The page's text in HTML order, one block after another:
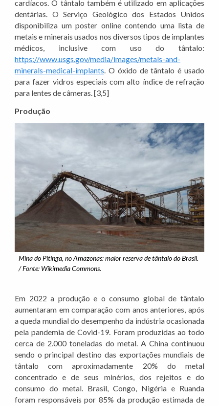
cardíacos. O tântalo também é utilizado em aplicações
dentárias. O Serviço Geológico dos Estados Unidos
disponibiliza um poster online contendo uma lista de
metais e minerais usados nos diversos tipos de implantes
médicos, inclusive com uso do tântalo:
https://www.usgs.gov/media/images/metals-and-
minerals-medical-implants. O óxido de tântalo é usado
para fazer vidros especiais com alto índice de refração
para lentes de câmeras. [3,5]
Produção
Mina do Pitinga, no Amazonas: maior reserva de tântalo do Brasil.
/ Fonte: Wikimedia Commons.
Em 2022 a produção e o consumo global de tântalo
aumentaram em comparação com anos anteriores, após
a queda mundial do desempenho da indústria ocasionada
pela pandemia de Covid-19. Foram produzidas ao todo
cerca de 2.000 toneladas do metal. A China continuou
sendo o principal destino das exportações mundiais de
tântalo com aproximadamente 20% do metal
concentrado e de seus minérios, dos rejeitos e do
consumo do metal. Brasil, Congo, Nigéria e Ruanda
foram responsáveis por 85% da produção estimada de